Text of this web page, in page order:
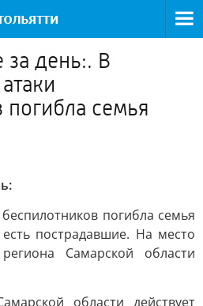
за день:. В
погибла семья
погибла семья
пострадавшие. На место
Самарской области
области действует